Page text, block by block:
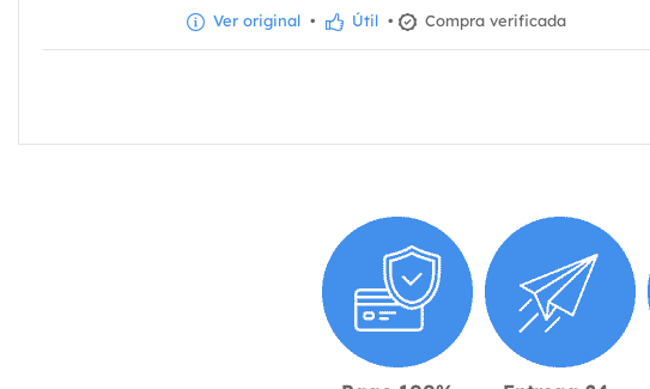
Ver original • Útil • Compra verificada